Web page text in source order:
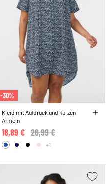
-30%
Kleid mit Aufdruck und kurzen
Ärmeln
Price reduced from
26,99 €
18,89 €
+1